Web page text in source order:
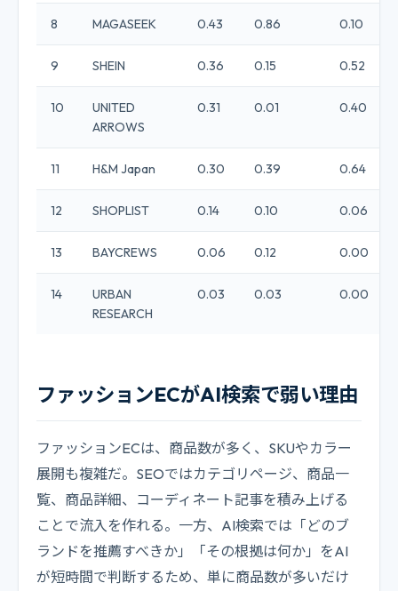
8 MAGASEEK 0.43 0.86 0.10
9 SHEIN 0.36 0.15 0.52
10
UNITED
ARROWS
0.31 0.01 0.40
11 H&M Japan 0.30 0.39 0.64
12 SHOPLIST 0.14 0.10 0.06
13 BAYCREWS 0.06 0.12 0.00
14
URBAN
RESEARCH
0.03 0.03 0.00
ファッションECがAI検索で弱い理由
ファッションECは、商品数が多く、SKUやカラー
展開も複雑だ。SEOではカテゴリページ、商品一
覧、商品詳細、コーディネート記事を積み上げる
ことで流入を作れる。一方、AI検索では「どのブ
ランドを推薦すべきか」「その根拠は何か」をAI
が短時間で判断するため、単に商品数が多いだけ